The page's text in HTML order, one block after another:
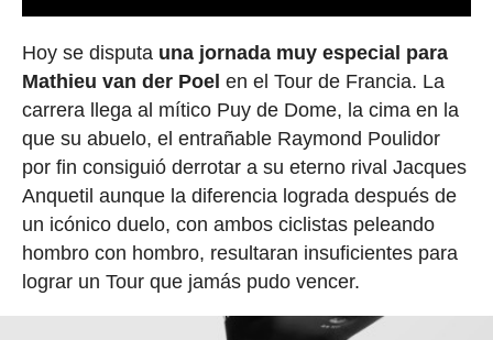
Hoy se disputa una jornada muy especial para
Mathieu van der Poel en el Tour de Francia. La
carrera llega al mítico Puy de Dome, la cima en la
que su abuelo, el entrañable Raymond Poulidor
por fin consiguió derrotar a su eterno rival Jacques
Anquetil aunque la diferencia lograda después de
un icónico duelo, con ambos ciclistas peleando
hombro con hombro, resultaran insuficientes para
lograr un Tour que jamás pudo vencer.